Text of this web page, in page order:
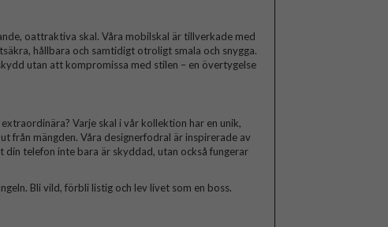
oattraktiva skal. Våra mobilskal är tillverkade med
hållbara och samtidigt otroligt smala och snygga.
utan att kompromissa med stilen – en övertygelse
Varje skal i vår kollektion har en unik,
från mängden. Våra designerfodral är inspirerade av
telefon inte bara är skyddad, utan också fungerar
Bli vild, förbli listig och lev livet som en boss.